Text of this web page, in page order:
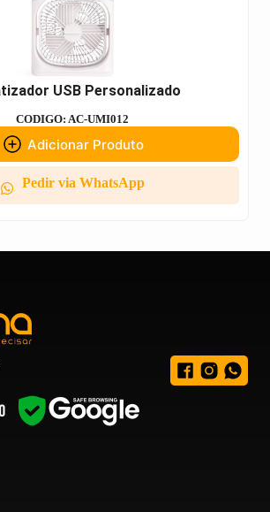
USB Personalizado
CODIGO: AC-UMI012
Adicionar Produto
Pedir via WhatsApp